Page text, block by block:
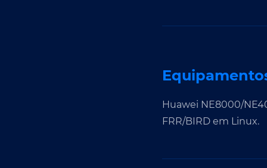
Huawei NE8000/
FRR/BIRD em Linux.